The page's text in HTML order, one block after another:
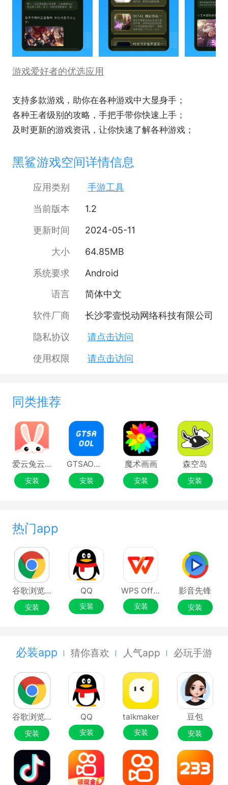
游戏爱好者的优选应用
支持多款游戏，助你在各种游戏中大显身手；
各种王者级别的攻略，手把手带你快速上手；
及时更新的游戏资讯，让你快速了解各种游戏；
黑鲨游戏空间详情信息
应用类别
手游工具
当前版本
1.2
更新时间
2024-05-11
大小
64.85MB
系统要求
Android
语言
简体中文
软件厂商
长沙零壹悦动网络科技有限公司
隐私协议
请点击访问
使用权限
请点击访问
同类推荐
爱云兔云手机
安装
GTSAOOL盒子
安装
魔术画画
安装
森空岛
安装
热门app
谷歌浏览器Google Chrome
安装
QQ
安装
WPS Office
安装
影音先锋
安装
必装app 猜你喜欢 人气app 必玩手游
谷歌浏览器Google Chrome
安装
QQ
安装
talkmaker
安装
豆包
安装